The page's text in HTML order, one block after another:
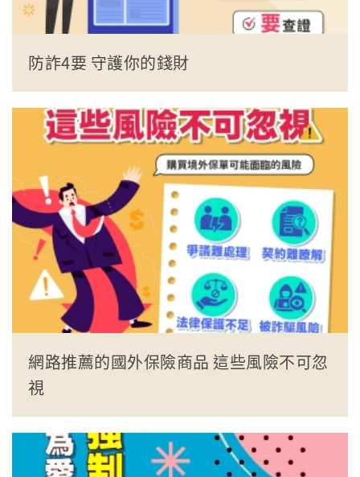
防詐4要 守護你的錢財
網路推薦的國外保險商品 這些風險不可忽
視